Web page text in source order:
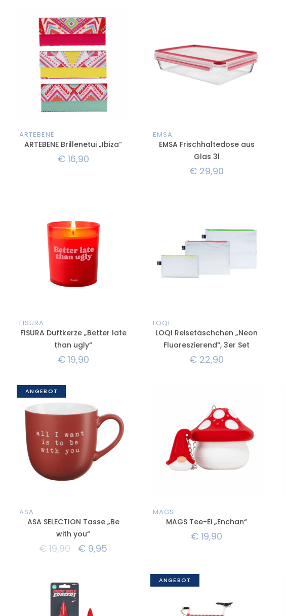
ARTEBENE
ARTEBENE Brillenetui „Ibiza“
€16,90
EMSA
EMSA Frischhaltedose aus
Glas 3l
€ 29,90
FISURA
FISURA Duftkerze „Better late
than ugly“
€19,90
LOQI
LOQI Reisetäschchen „Neon
Fluoreszierend“, 3er Set
€ 22,90
ANGEBOT
ASA
ASA SELECTION Tasse „Be
with you“
€ 19,90 € 9,95
MAGS
MAGS Tee-Ei „Enchan“
€ 19,90
ANGEBOT